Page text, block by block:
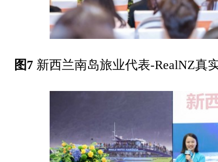
图7 新西兰南岛旅业代表-RealNZ真